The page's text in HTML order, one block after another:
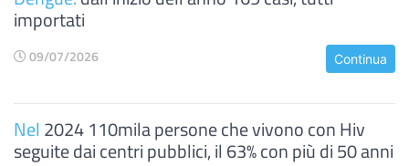
importati
09/07/2026 Continua
Nel 2024 110mila persone che vivono con Hiv
seguite dai centri pubblici, il 63% con più di 50 anni